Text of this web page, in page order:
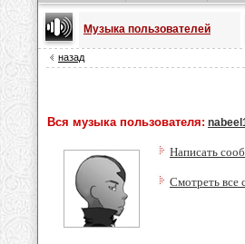
Музыка пользователей
назад
Вся музыка пользователя:
Написать
Смотреть все